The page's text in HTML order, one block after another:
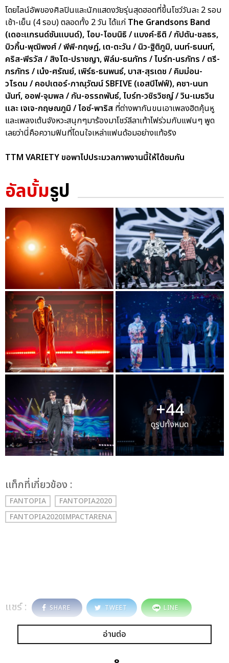
โดยไลน์อัพของศิลปินและนักแสดงวัยรุ่นสุดฮอตที่ขึ้นโชว์วันละ 2 รอบ
เช้า-เย็น (4 รอบ) ตลอดทั้ง 2 วัน ได้แก่ The Grandsons Band
(เดอะแกรนด์ซันแบนด์), โอบ-โอบนิธิ / แบงค์-ธิติ / กัปตัน-ชลธร,
บิวกิ้น-พุฒิพงศ์ / พีพี-กฤษฏ์, เต-ตะวัน / นิว-ฐิติภูมิ, นนท์-ธนนท์,
คริส-พีรวัส / สิงโต-ปราชญา, ฟิล์ม-ธนภัทร / ไบร์ท-นรภัทร / ตรี-
ภรภัทร / เน๋ง-ศรัณย์, เพิร์ธ-ธนพนธ์, บาส-สุรเดช / คิมม่อน-
วโรดม / คอปเตอร์-ภาณุวัฒน์ SBFIVE (เอสบีไฟฟ์), คชา-นนท
นันท์, ออฟ-จุมพล / กัน-อรรถพันธ์, ไบร์ท-วชิรวิชญ์ / วิน-เมธวิน
และ เจเจ-กฤษณภูมิ / ไอซ์-พาริส ที่ต่างพากันขนเอาเพลงฮิตคุ้นหู
และเพลงเต้นจังหวะสนุกๆมาร้องมาโชว์ลีลาเท้าไฟร่วมกับแฟนๆ พูด
เลยว่านี่คือความฟินที่โดนใจเหล่าแฟนด้อมอย่างแท้จริง
TTM VARIETY ขอพาไปประมวลภาพงานนี้ให้ได้ชมกัน
อัลบั้มรูป
+44
ดูรูปทั้งหมด
เเท็กที่เกี่ยวข้อง :
FANTOPIA
FANTOPIA2020
FANTOPIA2020IMPACTARENA
แชร์ : SHARE TWEET LINE
อ่านต่อ